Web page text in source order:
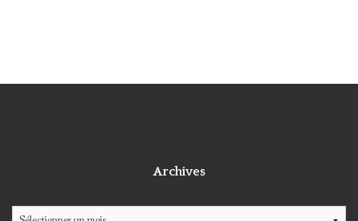
Archives
Archives